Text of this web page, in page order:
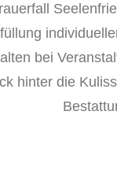
bei
hinter die